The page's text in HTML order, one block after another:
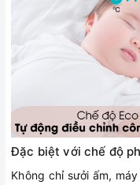
Đặc biệt với chế độ
Không chỉ sưởi ấm,